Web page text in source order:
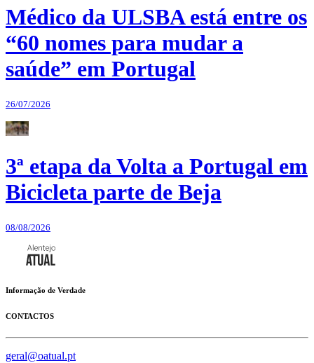
Médico da ULSBA está entre os
“60 nomes para mudar a
saúde” em Portugal
26/07/2026
3ª etapa da Volta a Portugal em
Bicicleta parte de Beja
08/08/2026
Informação de Verdade
CONTACTOS
geral@oatual.pt